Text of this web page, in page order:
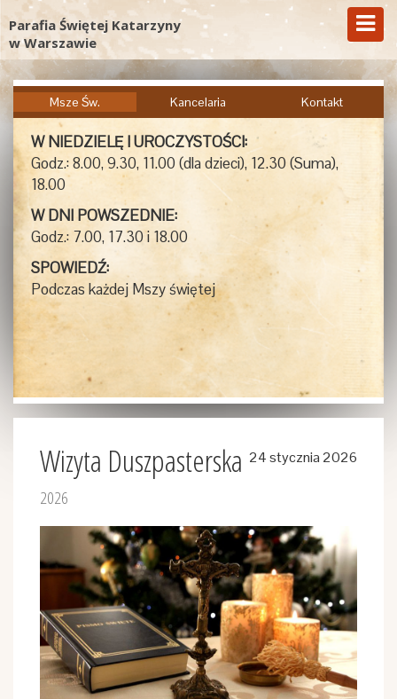
Parafia Świętej Katarzyny
w Warszawie
Msze Św. Kancelaria Kontakt
W NIEDZIELĘ I UROCZYSTOŚCI:
Godz.: 8.00, 9.30, 11.00 (dla dzieci), 12.30 (Suma),
18.00
W DNI POWSZEDNIE:
Godz.: 7.00, 17.30 i 18.00
SPOWIEDŹ:
Podczas każdej Mszy świętej
24 stycznia 2026
Wizyta Duszpasterska
2026